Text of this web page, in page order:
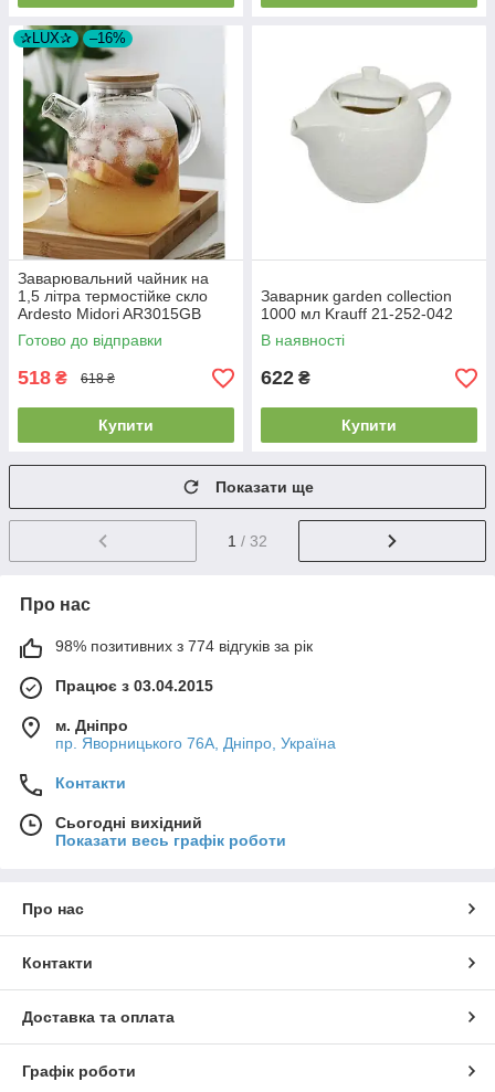
✰LUX✰ –16%
Заварювальний чайник на
1,5 літра термостійке скло
Ardesto Midori AR3015GB
Готово до відправки
518 ₴ 618 ₴
Купити
Заварник garden collection
1000 мл Krauff 21-252-042
В наявності
622 ₴
Купити
Показати ще
1 / 32
Про нас
98% позитивних з 774 відгуків за рік
Працює з 03.04.2015
м. Дніпро
пр. Яворницького 76А, Дніпро, Україна
Контакти
Сьогодні вихідний
Показати весь графік роботи
Про нас
Контакти
Доставка та оплата
Графік роботи